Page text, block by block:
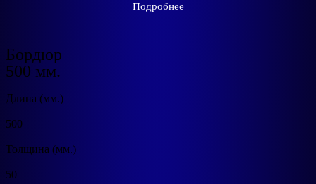
Подробнее
Бордюр
500 мм.
Длина (мм.)
500
Толщина (мм.)
50